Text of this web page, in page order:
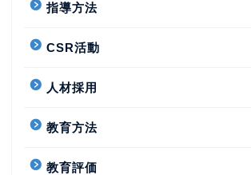
指導方法
CSR活動
人材採用
教育方法
教育評価